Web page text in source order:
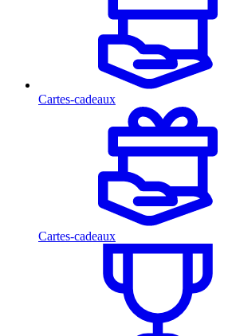
Cartes-cadeaux
Cartes-cadeaux